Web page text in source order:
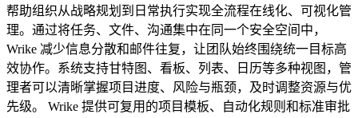
帮助组织从战略规划到日常执行实现全流程在线化、可视化管
理。通过将任务、文件、沟通集中在同一个安全空间中，
Wrike 减少信息分散和邮件往复，让团队始终围绕统一目标高
效协作。系统支持甘特图、看板、列表、日历等多种视图，管
理者可以清晰掌握项目进度、风险与瓶颈，及时调整资源与优
先级。 Wrike 提供可复用的项目模板、自动化规则和标准审批